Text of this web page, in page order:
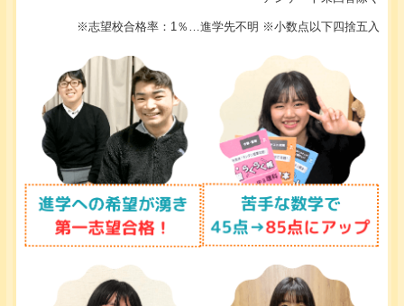
※志望校合格率：1％…進学先不明 ※小数点以下四捨五入